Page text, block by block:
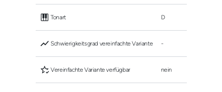
Tonart D
Schwierigkeitsgrad vereinfachte Variante -
Vereinfachte Variante verfügbar nein